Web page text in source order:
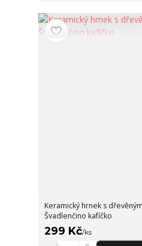
Keramický hrnek s
Švadlenčino kafíčko
299 Kč/ks